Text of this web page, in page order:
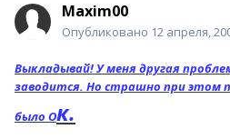
Maxim00
Опубликовано 12 апреля,
Выкладывай! У меня другая
заводится. Но страшно при этом
было Ок.